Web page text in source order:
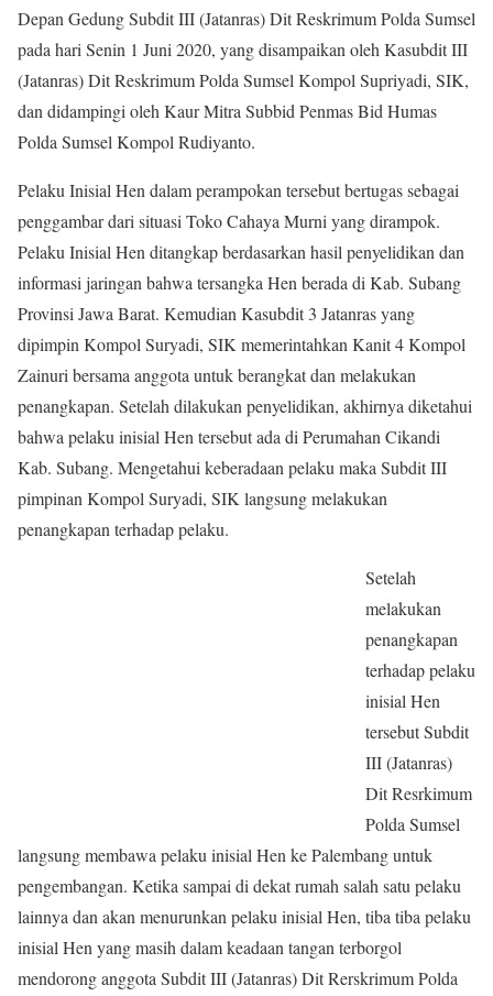
Depan Gedung Subdit III (Jatanras) Dit Reskrimum Polda Sumsel
pada hari Senin 1 Juni 2020, yang disampaikan oleh Kasubdit III
(Jatanras) Dit Reskrimum Polda Sumsel Kompol Supriyadi, SIK,
dan didampingi oleh Kaur Mitra Subbid Penmas Bid Humas
Polda Sumsel Kompol Rudiyanto.
Pelaku Inisial Hen dalam perampokan tersebut bertugas sebagai
penggambar dari situasi Toko Cahaya Murni yang dirampok.
Pelaku Inisial Hen ditangkap berdasarkan hasil penyelidikan dan
informasi jaringan bahwa tersangka Hen berada di Kab. Subang
Provinsi Jawa Barat. Kemudian Kasubdit 3 Jatanras yang
dipimpin Kompol Suryadi, SIK memerintahkan Kanit 4 Kompol
Zainuri bersama anggota untuk berangkat dan melakukan
penangkapan. Setelah dilakukan penyelidikan, akhirnya diketahui
bahwa pelaku inisial Hen tersebut ada di Perumahan Cikandi
Kab. Subang. Mengetahui keberadaan pelaku maka Subdit III
pimpinan Kompol Suryadi, SIK langsung melakukan
penangkapan terhadap pelaku.
Setelah
melakukan
penangkapan
terhadap pelaku
inisial Hen
tersebut Subdit
III (Jatanras)
Dit Resrkimum
Polda Sumsel
langsung membawa pelaku inisial Hen ke Palembang untuk
pengembangan. Ketika sampai di dekat rumah salah satu pelaku
lainnya dan akan menurunkan pelaku inisial Hen, tiba tiba pelaku
inisial Hen yang masih dalam keadaan tangan terborgol
mendorong anggota Subdit III (Jatanras) Dit Rerskrimum Polda